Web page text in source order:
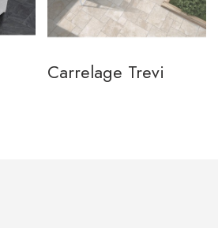
Carrelage Trevi